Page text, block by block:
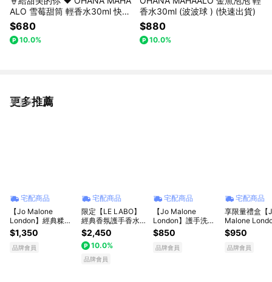
ALO 雪莓甜筒 輕香水30ml 快速
出貨
$680
10.0%
香水30ml (波波球 ) (快速出貨)
$880
10.0%
更多推薦
看更多
宅配商品
【Jo Malone
London】經典糅香
潤膚香水組 享愛心
禮盒+愛心鑰匙圈🎁
收禮者享自選香調 l
$1,350
品牌會員
宅配商品
限定【LE LABO】
經典香氛護手香水組
(經典香氛護手霜
30ml + 迷你淡香精
7ml) A13/ 黑茶29/
檀香33 父親節快樂
$2,450
10.0%
品牌會員
宅配商品
【Jo Malone
London】護手洗沐
組-口袋護手霜+潔
膚露🎁 獅子座贈禮
|LINE禮物獨家 | 收
$850
品牌會員
宅配商品
享限量禮盒【
Malone
快閃限定 | 經
護手護膚雙星
收禮者自選香
$950
品牌會員